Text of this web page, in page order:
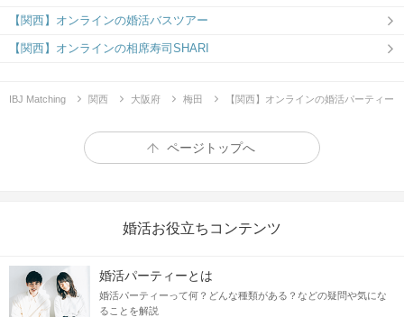
【関西】オンラインの婚活バスツアー
【関西】オンラインの相席寿司SHARI
IBJ Matching 関西 大阪府 梅田 【関西】オンラインの婚活パーティー
ページトップへ
婚活お役立ちコンテンツ
婚活パーティーとは
婚活パーティーって何？どんな種類がある？などの疑問や気にな
ることを解説